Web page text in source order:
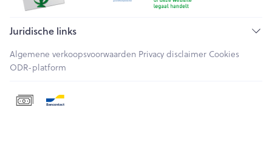
Juridische links
Algemene verkoopsvoorwaarden Privacy disclaimer Cookies
ODR-platform